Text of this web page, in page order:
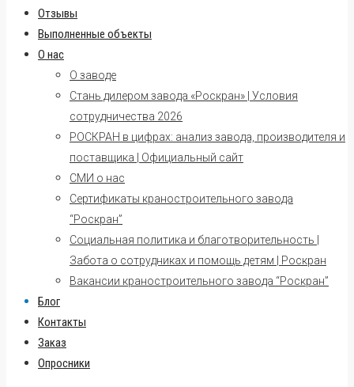
Отзывы
Выполненные объекты
О нас
О заводе
Стань дилером завода «Роскран» | Условия
сотрудничества 2026
РОСКРАН в цифрах: анализ завода, производителя и
поставщика | Официальный сайт
СМИ о нас
Сертификаты краностроительного завода
“Роскран”
Социальная политика и благотворительность |
Забота о сотрудниках и помощь детям | Роскран
Вакансии краностроительного завода “Роскран”
Блог
Контакты
Заказ
Опросники